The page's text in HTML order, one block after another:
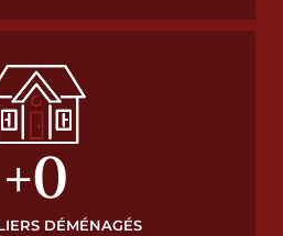
DÉMÉNAGÉS
+0